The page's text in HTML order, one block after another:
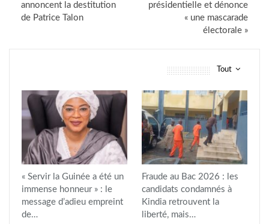
annoncent la destitution
de Patrice Talon
présidentielle et dénonce
« une mascarade
électorale »
Tout
« Servir la Guinée a été un
immense honneur » : le
message d’adieu empreint
de…
Fraude au Bac 2026 : les
candidats condamnés à
Kindia retrouvent la
liberté, mais…